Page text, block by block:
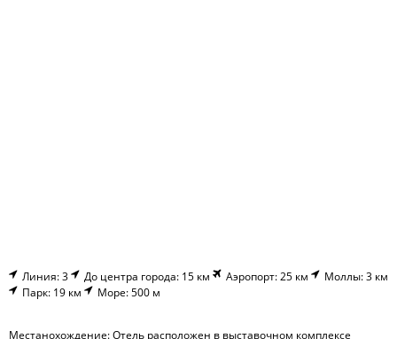
Линия: 3 До центра города: 15 км Аэропорт: 25 км
Моллы: 3 км
Парк: 19 км
Море: 500 м
Местанохождение: Отель расположен в выставочном комплексе